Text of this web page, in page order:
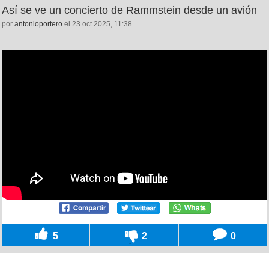
Así se ve un concierto de Rammstein desde un avión
por antonioportero el 23 oct 2025, 11:38
5 2 0